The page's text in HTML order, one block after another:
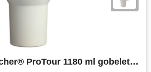
Stanley Quencher® ProTour 1180 ml gobelet à paille isolé en acier inoxydable recyclé